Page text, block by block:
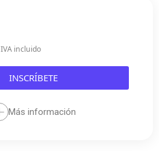
IVA incluido
INSCRÍBETE
Más información